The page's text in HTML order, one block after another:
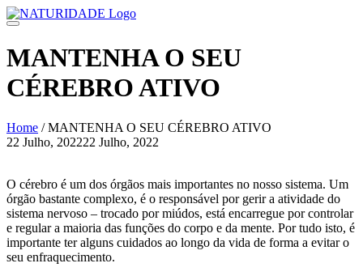
Skip
to
MANTENHA O SEU
CÉREBRO ATIVO
Home / MANTENHA O SEU CÉREBRO ATIVO
22 Julho, 202222 Julho, 2022
de
artigos
O cérebro é um dos órgãos mais importantes no nosso sistema. Um
órgão bastante complexo, é o responsável por gerir a atividade do
sistema nervoso – trocado por miúdos, está encarregue por controlar
e regular a maioria das funções do corpo e da mente. Por tudo isto, é
importante ter alguns cuidados ao longo da vida de forma a evitar o
seu enfraquecimento.